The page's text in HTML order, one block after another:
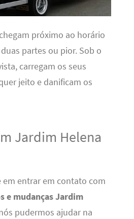
próximo ao horário
partes ou pior. Sob o
carregam os seus
jeito e danificam os
Jardim Helena
em entrar em contato com
e mudanças Jardim
pudermos ajudar na